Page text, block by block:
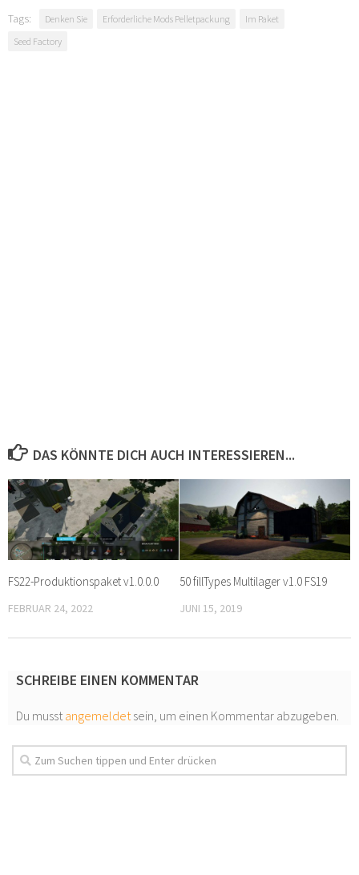
Tags: Denken Sie Erforderliche Mods Pelletpackung
Im Paket
Seed Factory
DAS KÖNNTE DICH AUCH INTERESSIEREN...
FS22-Produktionspaket v1.0.0.0
FEBRUAR 24, 2022
50 fillTypes Multilager v1.0 FS19
JUNI 15, 2019
SCHREIBE EINEN KOMMENTAR
Du musst angemeldet sein, um einen Kommentar abzugeben.